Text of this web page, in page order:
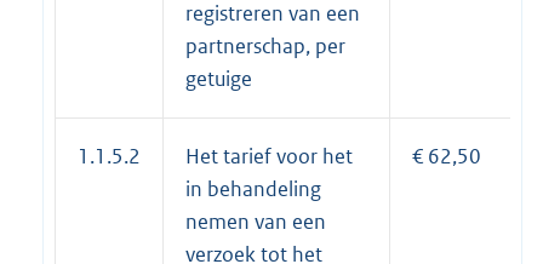
registreren van een
partnerschap, per
getuige
1.1.5.2
Het tarief voor het
in behandeling
nemen van een
verzoek tot het
€ 62,50